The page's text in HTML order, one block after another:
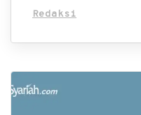
Redaksi